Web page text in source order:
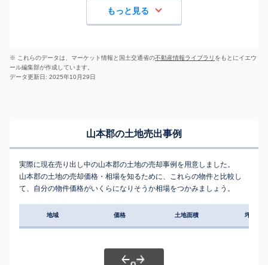
もっと見る
※ これらのデータは、マーケット情報と国土交通省の不動産情報ライブラリ をもとにイエウ
ール編集部が作成しています。
データ更新日: 2025年10月29日
山本郡の土地売出事例
実際に現在売り出し中の山本郡の土地の売却事例を用意しました。
山本郡の土地の売却価格・相場を知るために、これらの物件と比較し
て、自分の物件価格がいくらになりそうか相場をつかみましょう。
地域 価格 土地面積 坪単価